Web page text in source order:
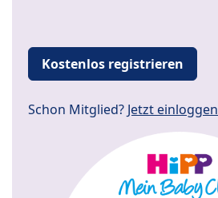
Kostenlos registrieren
Schon Mitglied? Jetzt einloggen